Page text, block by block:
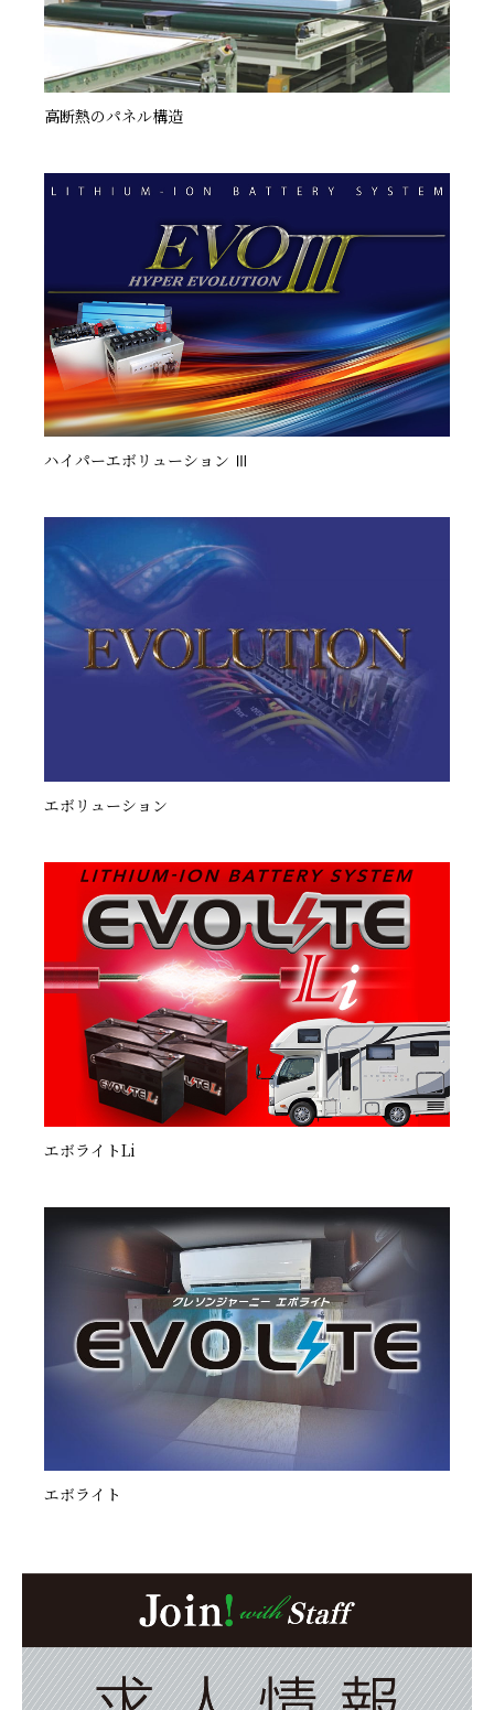
高断熱のパネル構造
ハイパーエボリューション Ⅲ
エボリューション
エボライトLi
エボライト